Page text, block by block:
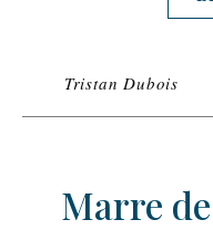
Tristan Dubois
Marre